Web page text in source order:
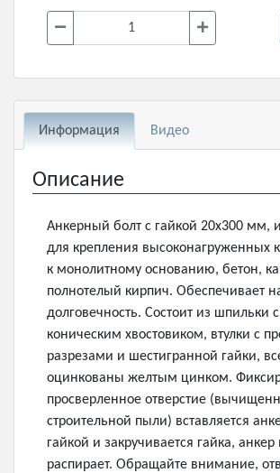
Информация Видео
Описание
Анкерный болт с гайкой 20х300 мм,
для крепления высоконагруженных
к монолитному основанию, бетон,
полнотелый кирпич. Обеспечивает
долговечность. Состоит из шпильки с
коническим хвостовиком, втулки с
разрезами и шестигранной гайки,
оцинкованы желтым цинком.
просверленное отверстие
строительной пыли) вставляется
гайкой и закручивается гайка, анкер
распирает. Обращайте внимание,